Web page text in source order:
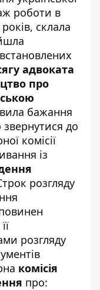
роботи в
склала
адвоката
про
бажання
до
комісії
із
розгляду
розгляду
комісія
про: